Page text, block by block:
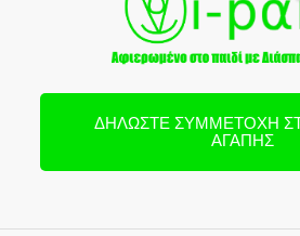
ΔΗΛΏΣΤΕ ΣΥΜΜΕΤΟΧΉ
ΑΓΆΠΗΣ